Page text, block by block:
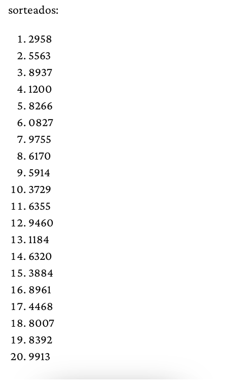
sorteados:
2958
5563
8937
1200
8266
0827
9755
6170
5914
3729
6355
9460
1184
6320
3884
8961
4468
8007
8392
9913